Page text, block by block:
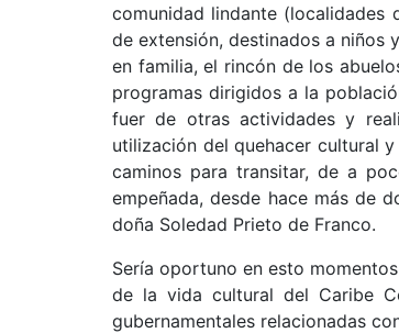
comunidad lindante (localidades
de extensión, destinados a niños
en familia, el rincón de los
programas dirigidos a la
fuer de otras actividades y
utilización del quehacer cultural
caminos para transitar, de a
empeñada, desde hace más de
doña Soledad Prieto de Franco.
Sería oportuno en esto
de la vida cultural del Caribe
gubernamentales relacionadas